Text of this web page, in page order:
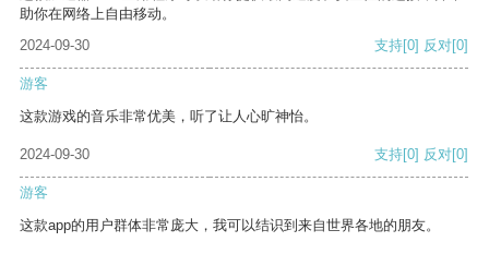
助你在网络上自由移动。
2024-09-30
支持[0] 反对[0]
游客
这款游戏的音乐非常优美，听了让人心旷神怡。
2024-09-30 支持[0] 反对[0]
游客
这款app的用户群体非常庞大，我可以结识到来自世界各地的朋友。